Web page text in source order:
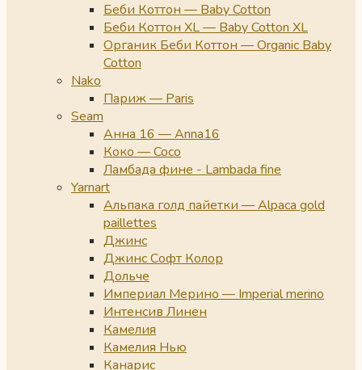
Беби Коттон — Baby Cotton
Беби Коттон XL — Baby Cotton XL
Органик Беби Коттон — Organic Baby
Cotton
Nako
Париж — Paris
Seam
Анна 16 — Anna16
Коко — Coco
Ламбада фине - Lambada fine
Yarnart
Альпака голд пайетки — Alpaca gold
paillettes
Джинс
Джинс Софт Колор
Дольче
Империал Мерино — Imperial merino
Интенсив Линен
Камелия
Камелия Нью
Канарис